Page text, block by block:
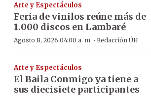
Arte y Espectáculos
Feria de vinilos reúne más de
1.000 discos en Lambaré
Agosto 8, 2026 04:00 a. m. · Redacción ÚH
Arte y Espectáculos
El Baila Conmigo ya tiene a
sus diecisiete participantes